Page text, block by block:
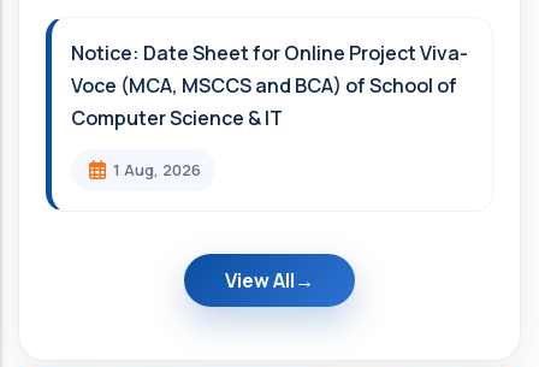
Notice: Date Sheet for Online Project Viva-
Voce (MCA, MSCCS and BCA) of School of
Computer Science & IT
1 Aug, 2026
View All